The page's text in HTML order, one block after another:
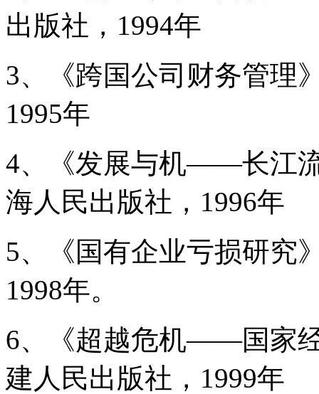
出版社，1994年
3、《跨国公司财务管理
1995年
4、《发展与机——长江
海人民出版社，1996年
5、《国有企业亏损研究
1998年。
6、《超越危机——国家
建人民出版社，1999年